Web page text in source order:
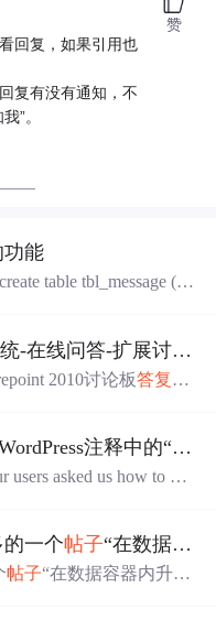
回复，如果引用也
复有没有通知，不
”。
赞
——
功能
应的...
sharepoint 2010 社区中心系统-在线问答-扩展讨论板Dicussion
2010讨论板答复 功
帖人根据需要，设置是
帖人根据需要，设置最
wordpress文本框_如何更改WordPress注释中的“
答复
asked us how to cha
的一个帖子“在数据容器内升级数据”
帖子“在数据容器内升级